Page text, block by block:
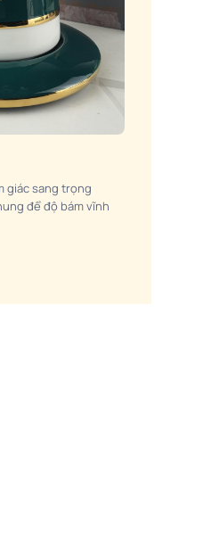
giác sang trọng
để độ bám vĩnh